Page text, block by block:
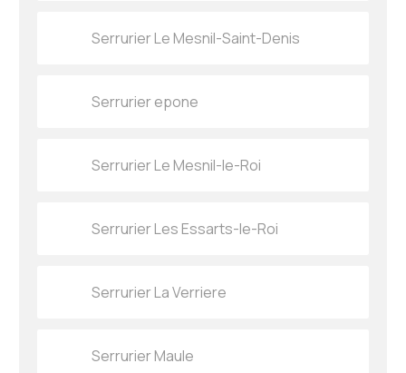
Serrurier Le Mesnil-Saint-Denis
Serrurier epone
Serrurier Le Mesnil-le-Roi
Serrurier Les Essarts-le-Roi
Serrurier La Verriere
Serrurier Maule